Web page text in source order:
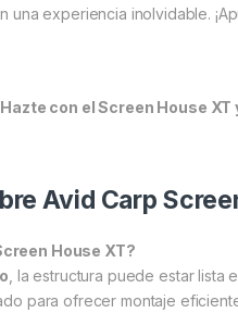
experiencia inolvidable.
con el Screen House
Avid Carp
House XT?
, la estructura puede estar lista
para ofrecer montaje